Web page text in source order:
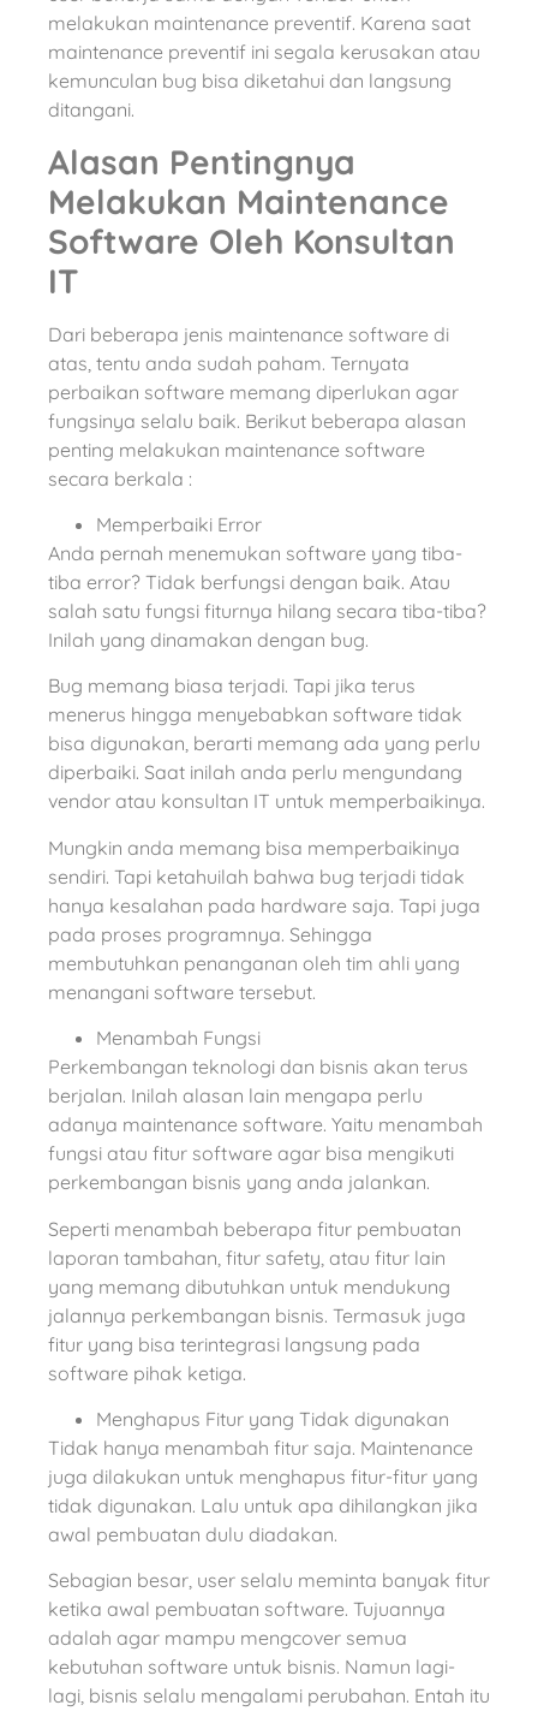
melakukan maintenance preventif. Karena saat
maintenance preventif ini segala kerusakan atau
kemunculan bug bisa diketahui dan langsung
ditangani.
Alasan Pentingnya
Melakukan Maintenance
Software Oleh Konsultan
IT
Dari beberapa jenis maintenance software di
atas, tentu anda sudah paham. Ternyata
perbaikan software memang diperlukan agar
fungsinya selalu baik. Berikut beberapa alasan
penting melakukan maintenance software
secara berkala :
Memperbaiki Error
Anda pernah menemukan software yang tiba-
tiba error? Tidak berfungsi dengan baik. Atau
salah satu fungsi fiturnya hilang secara tiba-tiba?
Inilah yang dinamakan dengan bug.
Bug memang biasa terjadi. Tapi jika terus
menerus hingga menyebabkan software tidak
bisa digunakan, berarti memang ada yang perlu
diperbaiki. Saat inilah anda perlu mengundang
vendor atau konsultan IT untuk memperbaikinya.
Mungkin anda memang bisa memperbaikinya
sendiri. Tapi ketahuilah bahwa bug terjadi tidak
hanya kesalahan pada hardware saja. Tapi juga
pada proses programnya. Sehingga
membutuhkan penanganan oleh tim ahli yang
menangani software tersebut.
Menambah Fungsi
Perkembangan teknologi dan bisnis akan terus
berjalan. Inilah alasan lain mengapa perlu
adanya maintenance software. Yaitu menambah
fungsi atau fitur software agar bisa mengikuti
perkembangan bisnis yang anda jalankan.
Seperti menambah beberapa fitur pembuatan
laporan tambahan, fitur safety, atau fitur lain
yang memang dibutuhkan untuk mendukung
jalannya perkembangan bisnis. Termasuk juga
fitur yang bisa terintegrasi langsung pada
software pihak ketiga.
Menghapus Fitur yang Tidak digunakan
Tidak hanya menambah fitur saja. Maintenance
juga dilakukan untuk menghapus fitur-fitur yang
tidak digunakan. Lalu untuk apa dihilangkan jika
awal pembuatan dulu diadakan.
Sebagian besar, user selalu meminta banyak fitur
ketika awal pembuatan software. Tujuannya
adalah agar mampu mengcover semua
kebutuhan software untuk bisnis. Namun lagi-
lagi, bisnis selalu mengalami perubahan. Entah itu